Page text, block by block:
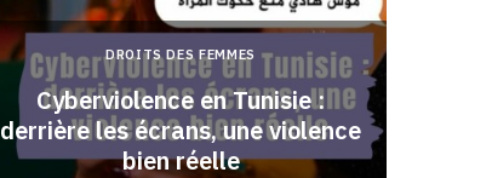
DROITS DES FEMMES
Cyberviolence en Tunisie :
derrière les écrans, une violence
bien réelle